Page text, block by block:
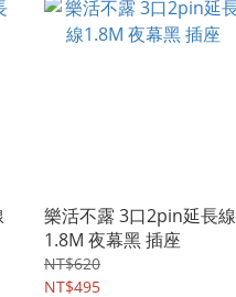
樂活不露 3口2pin延長線
1.8M 夜幕黑 插座
NT$620
NT$495